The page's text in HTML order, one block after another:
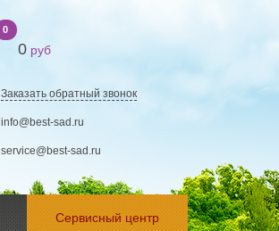
0
0 руб
Заказать обратный звонок
info@best-sad.ru
service@best-sad.ru
Сервисный центр